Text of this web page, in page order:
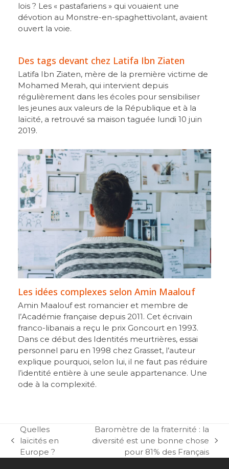
lois ? Les « pastafariens » qui vouaient une
dévotion au Monstre-en-spaghettivolant, avaient
ouvert la voie.
Des tags devant chez Latifa Ibn Ziaten
Latifa Ibn Ziaten, mère de la première victime de
Mohamed Merah, qui intervient depuis
régulièrement dans les écoles pour sensibiliser
les jeunes aux valeurs de la République et à la
laïcité, a retrouvé sa maison taguée lundi 10 juin
2019.
Les idées complexes selon Amin Maalouf
Amin Maalouf est romancier et membre de
l’Académie française depuis 2011. Cet écrivain
franco-libanais a reçu le prix Goncourt en 1993.
Dans ce début des Identités meurtrières, essai
personnel paru en 1998 chez Grasset, l’auteur
explique pourquoi, selon lui, il ne faut pas réduire
l’identité entière à une seule appartenance. Une
ode à la complexité.
previous
post:
Quelles
laïcités en
Europe ?
post:
Baromètre de la fraternité : la
diversité est une bonne chose
pour 81% des Français